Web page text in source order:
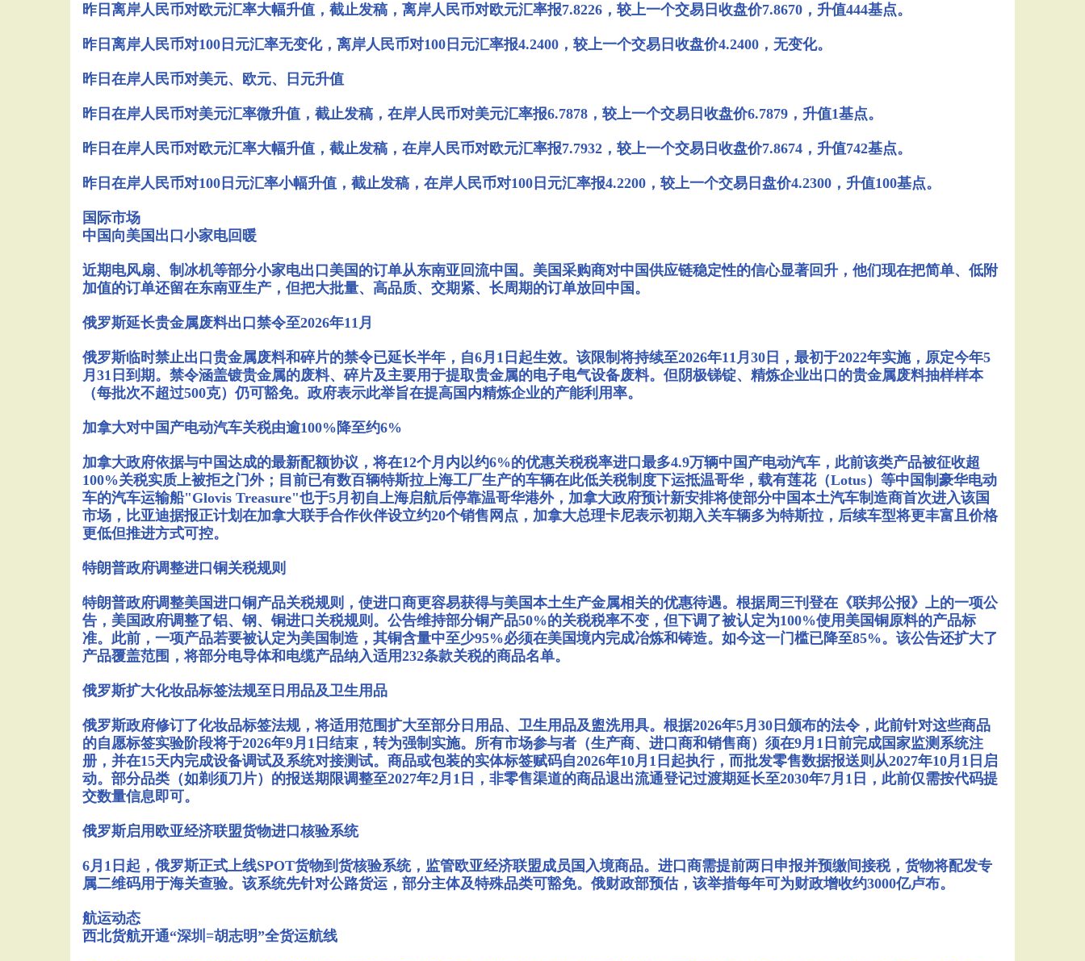
昨日离岸人民币对欧元汇率大幅升值，截止发稿，离岸人民币对欧元汇率报7.8226，较上一个交易日收盘价7.8670，升值444基点。
昨日离岸人民币对100日元汇率无变化，离岸人民币对100日元汇率报4.2400，较上一个交易日收盘价4.2400，无变化。
昨日在岸人民币对美元、欧元、日元升值
昨日在岸人民币对美元汇率微升值，截止发稿，在岸人民币对美元汇率报6.7878，较上一个交易日收盘价6.7879，升值1基点。
昨日在岸人民币对欧元汇率大幅升值，截止发稿，在岸人民币对欧元汇率报7.7932，较上一个交易日收盘价7.8674，升值742基点。
昨日在岸人民币对100日元汇率小幅升值，截止发稿，在岸人民币对100日元汇率报4.2200，较上一个交易日盘价4.2300，升值100基点。
国际市场
中国向美国出口小家电回暖
近期电风扇、制冰机等部分小家电出口美国的订单从东南亚回流中国。美国采购商对中国供应链稳定性的信心显著回升，他们现在把简单、低附
加值的订单还留在东南亚生产，但把大批量、高品质、交期紧、长周期的订单放回中国。
俄罗斯延长贵金属废料出口禁令至2026年11月
俄罗斯临时禁止出口贵金属废料和碎片的禁令已延长半年，自6月1日起生效。该限制将持续至2026年11月30日，最初于2022年实施，原定今年5
月31日到期。禁令涵盖镀贵金属的废料、碎片及主要用于提取贵金属的电子电气设备废料。但阴极锑锭、精炼企业出口的贵金属废料抽样样本
（每批次不超过500克）仍可豁免。政府表示此举旨在提高国内精炼企业的产能利用率。
加拿大对中国产电动汽车关税由逾100%降至约6%
加拿大政府依据与中国达成的最新配额协议，将在12个月内以约6%的优惠关税税率进口最多4.9万辆中国产电动汽车，此前该类产品被征收超
100%关税实质上被拒之门外；目前已有数百辆特斯拉上海工厂生产的车辆在此低关税制度下运抵温哥华，载有莲花（Lotus）等中国制豪华电动
车的汽车运输船"Glovis Treasure"也于5月初自上海启航后停靠温哥华港外，加拿大政府预计新安排将使部分中国本土汽车制造商首次进入该国
市场，比亚迪据报正计划在加拿大联手合作伙伴设立约20个销售网点，加拿大总理卡尼表示初期入关车辆多为特斯拉，后续车型将更丰富且价格
更低但推进方式可控。
特朗普政府调整进口铜关税规则
特朗普政府调整美国进口铜产品关税规则，使进口商更容易获得与美国本土生产金属相关的优惠待遇。根据周三刊登在《联邦公报》上的一项公
告，美国政府调整了铝、钢、铜进口关税规则。公告维持部分铜产品50%的关税税率不变，但下调了被认定为100%使用美国铜原料的产品标
准。此前，一项产品若要被认定为美国制造，其铜含量中至少95%必须在美国境内完成冶炼和铸造。如今这一门槛已降至85%。该公告还扩大了
产品覆盖范围，将部分电导体和电缆产品纳入适用232条款关税的商品名单。
俄罗斯扩大化妆品标签法规至日用品及卫生用品
俄罗斯政府修订了化妆品标签法规，将适用范围扩大至部分日用品、卫生用品及盥洗用具。根据2026年5月30日颁布的法令，此前针对这些商品
的自愿标签实验阶段将于2026年9月1日结束，转为强制实施。所有市场参与者（生产商、进口商和销售商）须在9月1日前完成国家监测系统注
册，并在15天内完成设备调试及系统对接测试。商品或包装的实体标签赋码自2026年10月1日起执行，而批发零售数据报送则从2027年10月1日启
动。部分品类（如剃须刀片）的报送期限调整至2027年2月1日，非零售渠道的商品退出流通登记过渡期延长至2030年7月1日，此前仅需按代码提
交数量信息即可。
俄罗斯启用欧亚经济联盟货物进口核验系统
6月1日起，俄罗斯正式上线SPOT货物到货核验系统，监管欧亚经济联盟成员国入境商品。进口商需提前两日申报并预缴间接税，货物将配发专
属二维码用于海关查验。该系统先针对公路货运，部分主体及特殊品类可豁免。俄财政部预估，该举措每年可为财政增收约3000亿卢布。
航运动态
西北货航开通“深圳=胡志明”全货运航线